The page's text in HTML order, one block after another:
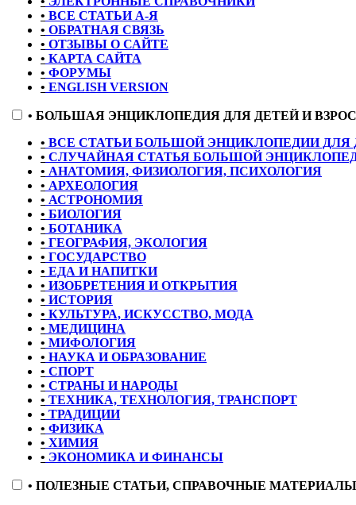
• ВСЕ СТАТЬИ А-Я
• ОБРАТНАЯ СВЯЗЬ
• ОТЗЫВЫ О САЙТЕ
• КАРТА САЙТА
• ФОРУМЫ
• ENGLISH VERSION
• БОЛЬШАЯ ЭНЦИКЛОПЕДИЯ ДЛЯ ДЕТЕЙ И
• ВСЕ СТАТЬИ БОЛЬШОЙ ЭНЦИКЛОПЕДИИ ДЛЯ
• СЛУЧАЙНАЯ СТАТЬЯ БОЛЬШОЙ
• АНАТОМИЯ, ФИЗИОЛОГИЯ, ПСИХОЛОГИЯ
• АРХЕОЛОГИЯ
• АСТРОНОМИЯ
• БИОЛОГИЯ
• БОТАНИКА
• ГЕОГРАФИЯ, ЭКОЛОГИЯ
• ГОСУДАРСТВО
• ЕДА И НАПИТКИ
• ИЗОБРЕТЕНИЯ И ОТКРЫТИЯ
• ИСТОРИЯ
• КУЛЬТУРА, ИСКУССТВО, МОДА
• МЕДИЦИНА
• МИФОЛОГИЯ
• НАУКА И ОБРАЗОВАНИЕ
• СПОРТ
• СТРАНЫ И НАРОДЫ
• ТЕХНИКА, ТЕХНОЛОГИЯ, ТРАНСПОРТ
• ТРАДИЦИИ
• ФИЗИКА
• ХИМИЯ
• ЭКОНОМИКА И ФИНАНСЫ
• ПОЛЕЗНЫЕ СТАТЬИ, СПРАВОЧНЫЕ МАТЕРИАЛЫ